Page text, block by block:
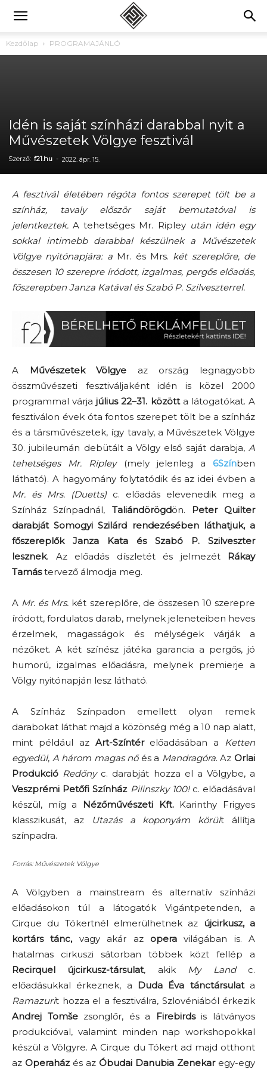
Kezdőlap PROGRAMAJÁNLÓ
Idén is saját színházi darabbal nyit a
Művészetek Völgye fesztivál
Szerző: f21.hu - 2022. ápr. 15.
A fesztivál életében régóta fontos szerepet tölt be a
színház, tavaly először saját bemutatóval is
jelentkeztek. A tehetséges Mr. Ripley után idén egy
sokkal intimebb darabbal készülnek a Művészetek
Völgye nyitónapjára: aMr. és Mrs. két szereplőre, de
összesen 10 szerepre íródott, izgalmas, pergős előadás,
főszerepben Janza Katával és Szabó P. Szilveszterrel.
A Művészetek Völgye az ország legnagyobb
összművészeti fesztiváljaként idén is közel 2000
programmal várjajúlius 22–31. közötta látogatókat. A
fesztiválon évek óta fontos szerepet tölt be a színház
és a társművészetek, így tavaly, a Művészetek Völgye
30. jubileumán debütált a Völgy első saját darabja, A
tehetséges Mr. Ripley(mely jelenleg a 6Színben
látható). A hagyomány folytatódik és az idei évben a
Mr. és Mrs. (Duetts) c. előadás elevenedik meg a
Színház Színpadnál, Taliándörögdön.
Peter Quilter
darabját Somogyi Szilárd rendezésében láthatjuk, a
főszereplők Janza Kata és Szabó P. Szilveszter
lesznek. Az előadás díszletét és jelmezét
Rákay
Tamástervező álmodja meg.
A Mr. és Mrs. két szereplőre, de összesen 10 szerepre
íródott, fordulatos darab, melynek jeleneteiben heves
érzelmek, magasságok és mélységek várják a
nézőket. A két színész játéka garancia a pergős, jó
humorú, izgalmas előadásra, melynek premierje a
Völgy nyitónapján lesz látható.
A Színház Színpadon emellett olyan remek
darabokat láthat majd a közönség még a 10 nap alatt,
mint például az Art-Színtérelőadásában a Ketten
egyedül, A három magas nőés a Mandragóra. Az Orlai
Produkció Redőnyc. darabját hozza el a Völgybe, a
Veszprémi Petőfi Színház Pilinszky 100!c. előadásával
készül, míg a
Nézőművészeti Kft.Karinthy Frigyes
klasszikusát, az
Utazás a koponyám körült állítja
színpadra.
Forrás: Művészetek Völgye
A Völgyben a mainstream és alternatív színházi
előadásokon túl a látogatók Vigántpetenden, a
Cirque du Tókertnél elmerülhetnek az újcirkusz, a
kortárs tánc,vagy akár az operavilágában is. A
hatalmas cirkuszi sátorban többek közt fellép a
Recirquel újcirkusz-társulat, akik My Landc.
előadásukkal érkeznek, a
Duda Éva tánctársulata
Ramazurit hozza el a fesztiválra, Szlovéniából érkezik
Andrej Tomšezsonglőr, és a Firebirdsis látványos
produkcióval, valamint minden nap workshopokkal
készül a Völgyre. A Cirque du Tókert ad majd otthont
az Operaházés az Óbudai Danubia Zenekaregy-egy